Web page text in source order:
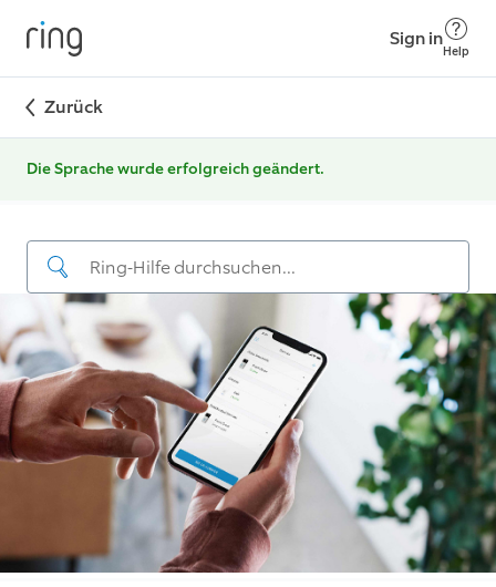
Sign in
Help
Zurück
Die Sprache wurde erfolgreich geändert.